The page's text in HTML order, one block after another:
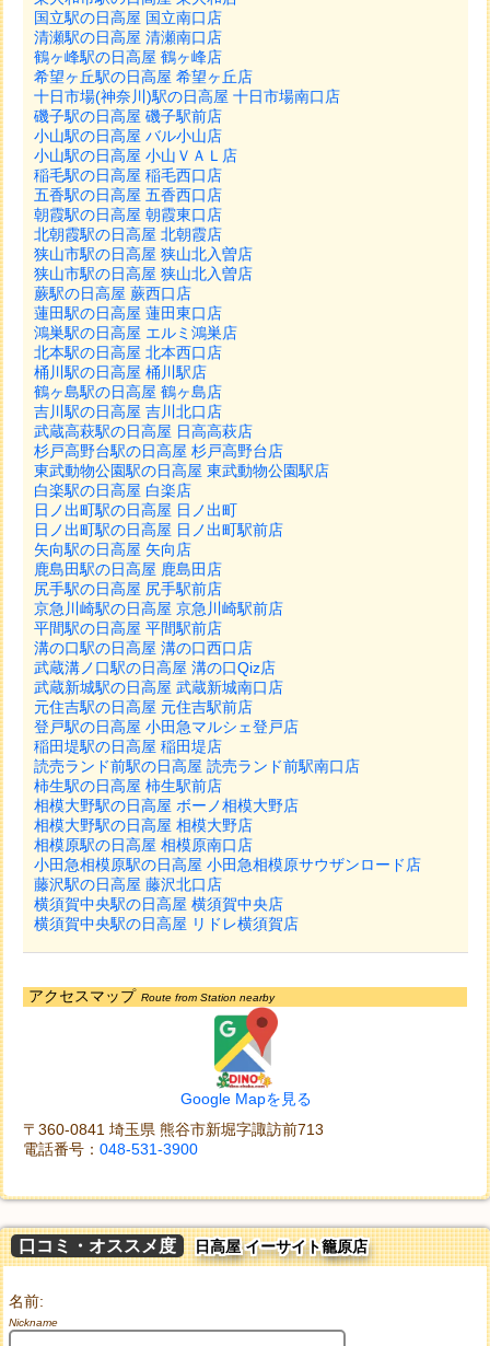
国立駅の日高屋 国立南口店
清瀬駅の日高屋 清瀬南口店
鶴ヶ峰駅の日高屋 鶴ヶ峰店
希望ヶ丘駅の日高屋 希望ヶ丘店
十日市場(神奈川)駅の日高屋 十日市場南口店
磯子駅の日高屋 磯子駅前店
小山駅の日高屋 バル小山店
小山駅の日高屋 小山ＶＡＬ店
稲毛駅の日高屋 稲毛西口店
五香駅の日高屋 五香西口店
朝霞駅の日高屋 朝霞東口店
北朝霞駅の日高屋 北朝霞店
狭山市駅の日高屋 狭山北入曽店
狭山市駅の日高屋 狭山北入曽店
蕨駅の日高屋 蕨西口店
蓮田駅の日高屋 蓮田東口店
鴻巣駅の日高屋 エルミ鴻巣店
北本駅の日高屋 北本西口店
桶川駅の日高屋 桶川駅店
鶴ヶ島駅の日高屋 鶴ヶ島店
吉川駅の日高屋 吉川北口店
武蔵高萩駅の日高屋 日高高萩店
杉戸高野台駅の日高屋 杉戸高野台店
東武動物公園駅の日高屋 東武動物公園駅店
白楽駅の日高屋 白楽店
日ノ出町駅の日高屋 日ノ出町
日ノ出町駅の日高屋 日ノ出町駅前店
矢向駅の日高屋 矢向店
鹿島田駅の日高屋 鹿島田店
尻手駅の日高屋 尻手駅前店
京急川崎駅の日高屋 京急川崎駅前店
平間駅の日高屋 平間駅前店
溝の口駅の日高屋 溝の口西口店
武蔵溝ノ口駅の日高屋 溝の口Qiz店
武蔵新城駅の日高屋 武蔵新城南口店
元住吉駅の日高屋 元住吉駅前店
登戸駅の日高屋 小田急マルシェ登戸店
稲田堤駅の日高屋 稲田堤店
読売ランド前駅の日高屋 読売ランド前駅南口店
柿生駅の日高屋 柿生駅前店
相模大野駅の日高屋 ボーノ相模大野店
相模大野駅の日高屋 相模大野店
相模原駅の日高屋 相模原南口店
小田急相模原駅の日高屋 小田急相模原サウザンロード店
藤沢駅の日高屋 藤沢北口店
横須賀中央駅の日高屋 横須賀中央店
横須賀中央駅の日高屋 リドレ横須賀店
アクセスマップ Route from Station nearby
Google Mapを見る
〒360-0841 埼玉県 熊谷市新堀字諏訪前713
電話番号： 048-531-3900
口コミ・オススメ度 日高屋 イーサイト籠原店
名前:
Nickname